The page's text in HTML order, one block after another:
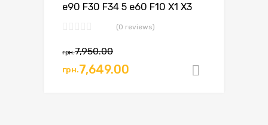
e90 F30 F34 5 e60 F10 X1 X3
(0 reviews)
грн.7,950.00Оригінальна
ціна:
грн.7,649.00
Поточна
ціна: